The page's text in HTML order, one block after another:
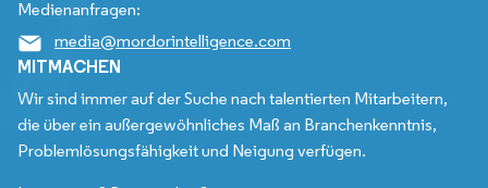
Medienanfragen:
media@mordorintelligence.com
MITMACHEN
Wir sind immer auf der Suche nach talentierten Mitarbeitern,
die über ein außergewöhnliches Maß an Branchenkenntnis,
Problemlösungsfähigkeit und Neigung verfügen.